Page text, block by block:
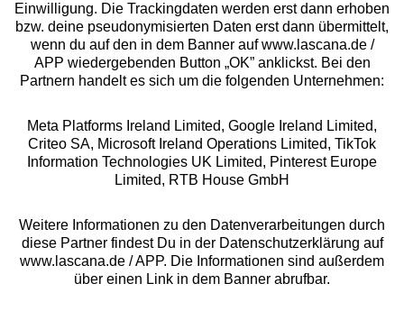
Rechtliches
Alle Preise inkl. MwSt., zzgl.
Versandkosten
** Bonität vorausgesetzt, berechtigt zur Bonitätsprüfung
Einwilligung. Die Trackingdaten werden erst dann erhoben
bzw. deine pseudonymisierten Daten erst dann übermittelt,
wenn du auf den in dem Banner auf www.lascana.de /
APP wiedergebenden Button „OK” anklickst. Bei den
Partnern handelt es sich um die folgenden Unternehmen:
Meta Platforms Ireland Limited, Google Ireland Limited,
Criteo SA, Microsoft Ireland Operations Limited, TikTok
Information Technologies UK Limited, Pinterest Europe
Limited, RTB House GmbH
Weitere Informationen zu den Datenverarbeitungen durch
diese Partner findest Du in der Datenschutzerklärung auf
www.lascana.de / APP. Die Informationen sind außerdem
über einen Link in dem Banner abrufbar.